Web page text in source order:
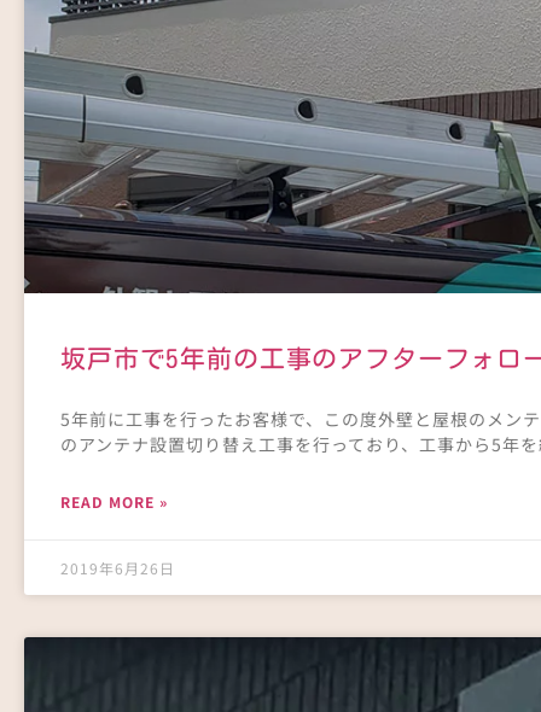
坂戸市で5年前の工事のアフターフォロ
5年前に工事を行ったお客様で、この度外壁と屋根のメン
のアンテナ設置切り替え工事を行っており、工事から5年
READ MORE »
2019年6月26日